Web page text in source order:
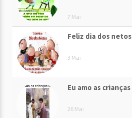
7 Mai
Feliz dia dos netos
3 Mai
Eu amo as crianças
26 Mai